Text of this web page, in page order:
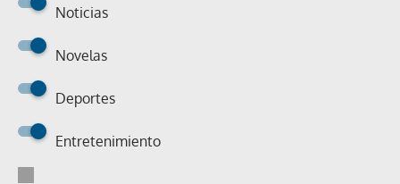
Noticias
Novelas
Deportes
Entretenimiento